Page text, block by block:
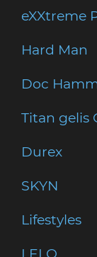
eXXtreme
Hard Man
Doc
Titan gelis
Durex
SKYN
Lifestyles
LELO